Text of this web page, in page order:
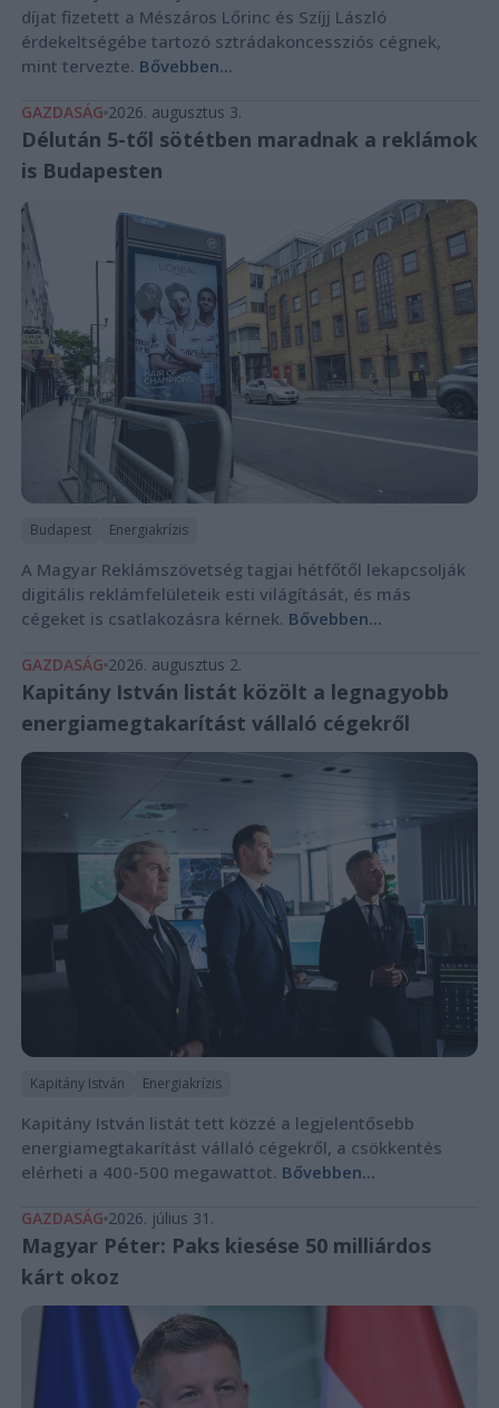
díjat fizetett a Mészáros Lőrinc és Szíjj László
érdekeltségébe tartozó sztrádakoncessziós cégnek,
mint tervezte. Bővebben...
GAZDASÁG 2026. augusztus 3.
Délután 5-től sötétben maradnak a reklámok
is Budapesten
Budapest Energiakrízis
A Magyar Reklámszövetség tagjai hétfőtől lekapcsolják
digitális reklámfelületeik esti világítását, és más
cégeket is csatlakozásra kérnek. Bővebben...
GAZDASÁG 2026. augusztus 2.
Kapitány István listát közölt a legnagyobb
energiamegtakarítást vállaló cégekről
Kapitány István Energiakrízis
Kapitány István listát tett közzé a legjelentősebb
energiamegtakarítást vállaló cégekről, a csökkentés
elérheti a 400-500 megawattot. Bővebben...
GAZDASÁG 2026. július 31.
Magyar Péter: Paks kiesése 50 milliárdos
kárt okoz